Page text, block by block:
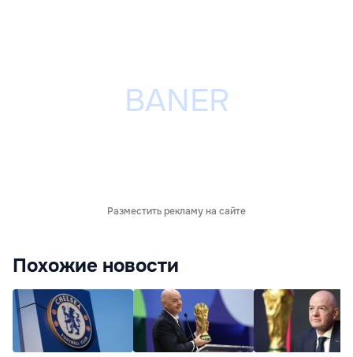
Разместить рекламу на сайте
Похожие новости